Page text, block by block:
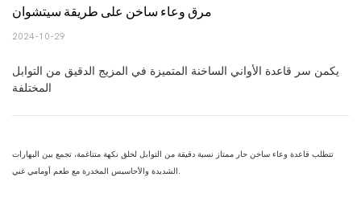
مرق وعاء ساخن على طريقة سيتشوان
2024-10-29
يكمن سر قاعدة الأواني الساخنة المتميزة في المزيج الدقيق من التوابل
تتطلب قاعدة وعاء ساخن حار ممتاز نسبة دقيقة من التوابل لخلق نكهة متناغمة، تجمع بين البهارات
الشديدة والأحاسيس المخدرة مع طعم أومامي غني.